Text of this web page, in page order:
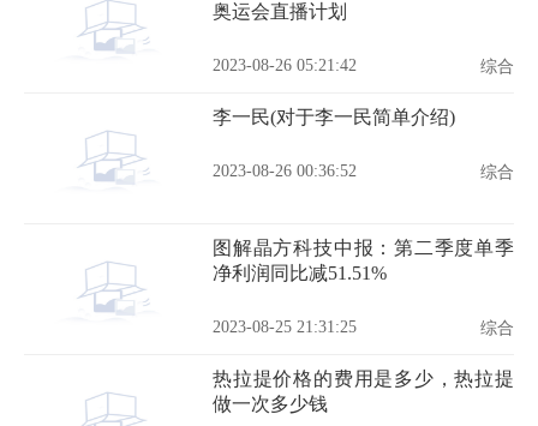
奥运会直播计划
2023-08-26 05:21:42 综合
李一民(对于李一民简单介绍)
2023-08-26 00:36:52 综合
图解晶方科技中报：第二季度单季
净利润同比减51.51%
2023-08-25 21:31:25 综合
热拉提价格的费用是多少，热拉提
做一次多少钱